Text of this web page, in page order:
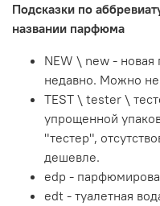
Подсказки по
названии парфюма
NEW \ new - новая
недавно. Можно
TEST \ tester \
упрощенной
"тестер",
дешевле.
edp -
edt - туалетная